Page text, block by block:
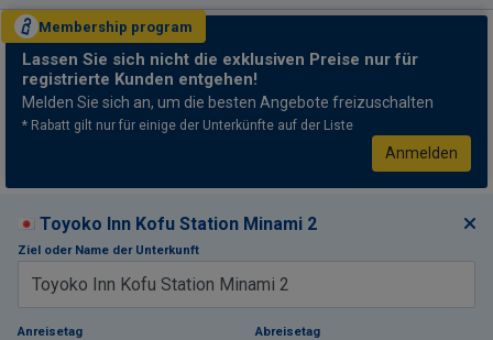
Membership program
Lassen Sie sich nicht die exklusiven Preise nur für
registrierte Kunden entgehen!
Melden Sie sich an, um die besten Angebote freizuschalten
* Rabatt gilt nur für einige der Unterkünfte auf der Liste
Anmelden
Toyoko Inn Kofu Station Minami 2
Ziel oder Name der Unterkunft
Anreisetag Abreisetag